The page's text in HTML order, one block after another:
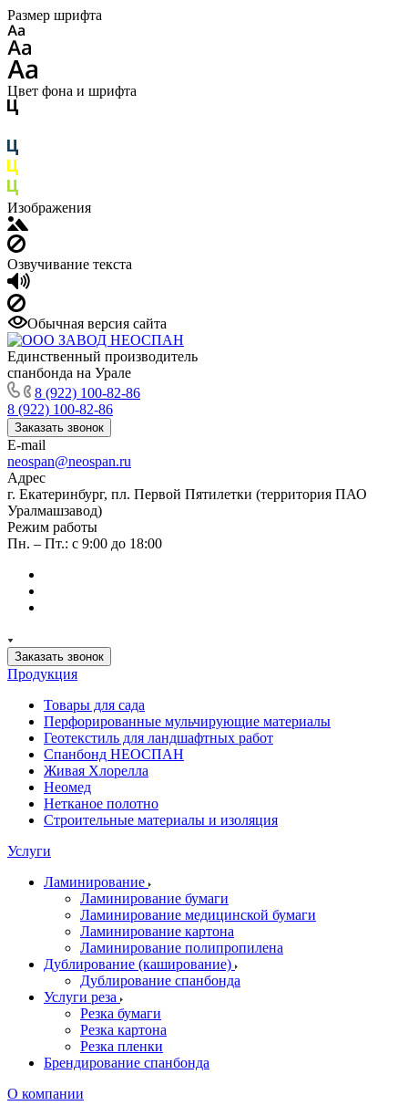
Размер шрифта
Цвет фона и шрифта
Изображения
Озвучивание текста
Обычная версия сайта
Единственный производитель
спанбонда на Урале
8 (922) 100-82-86
8 (922) 100-82-86
Заказать звонок
E-mail
neospan@neospan.ru
Адрес
г. Екатеринбург, пл. Первой Пятилетки (территория ПАО
Уралмашзавод)
Режим работы
Пн. – Пт.: с 9:00 до 18:00
Заказать звонок
Продукция
Товары для сада
Перфорированные мульчирующие материалы
Геотекстиль для ландшафтных работ
Спанбонд НЕОСПАН
Живая Хлорелла
Нeомед
Нетканое полотно
Строительные материалы и изоляция
Услуги
Ламинирование
Ламинирование бумаги
Ламинирование медицинской бумаги
Ламинирование картона
Ламинирование полипропилена
Дублирование (каширование)
Дублирование спанбонда
Услуги реза
Резка бумаги
Резка картона
Резка пленки
Брендирование спанбонда
О компании